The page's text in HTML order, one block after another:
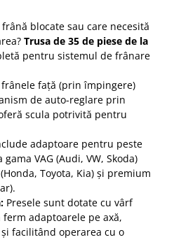
blocate sau care necesită
Trusa de 35 de piese de la
pentru sistemul de frânare
față (prin împingere)
de auto-reglare prin
scula potrivită pentru
adaptoare pentru peste
VAG (Audi, VW, Skoda)
Toyota, Kia) și premium
Presele sunt dotate cu vârf
adaptoarele pe axă,
facilitând operarea cu o